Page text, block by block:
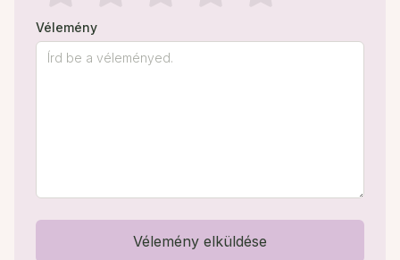
Vélemény
Vélemény elküldése